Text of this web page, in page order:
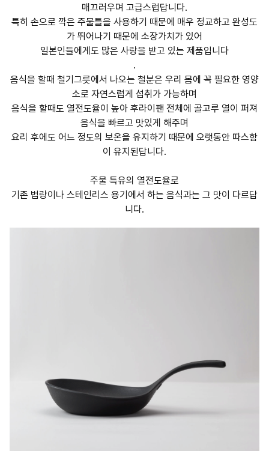
매끄러우며 고급스럽답니다.
특히 손으로 깍은 주물틀을 사용하기 때문에 매우 정교하고 완성도
가 뛰어나기 때문에 소장가치가 있어
일본인들에게도 많은 사랑을 받고 있는 제품입니다
.
음식을 할때 철기그릇에서 나오는 철분은 우리 몸에 꼭 필요한 영양
소로 자연스럽게 섭취가 가능하며
음식을 할때도 열전도율이 높아 후라이팬 전체에 골고루 열이 퍼져
음식을 빠르고 맛있게 해주며
요리 후에도 어느 정도의 보온을 유지하기 때문에 오랫동안 따스함
이 유지된답니다.
주물 특유의 열전도율로
기존 법랑이나 스테인리스 용기에서 하는 음식과는 그 맛이 다르답
니다.